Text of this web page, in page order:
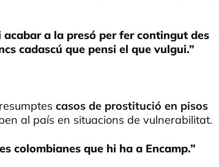
a la presó per fer contingut des
cadascú que pensi el que vulgui.”
casos de prostitució en pisos
al país en situacions de vulnerabilitat.
colombianes que hi ha a Encamp.”